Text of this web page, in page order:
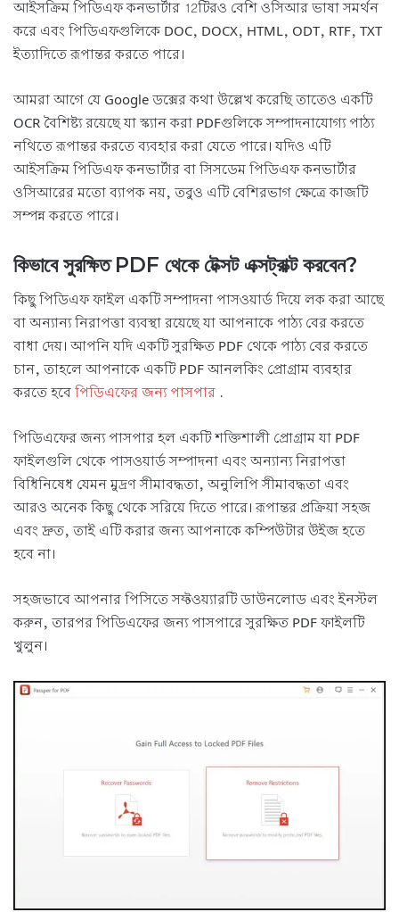
আইসক্রিম পিডিএফ কনভার্টার 12টিরও বেশি ওসিআর ভাষা সমর্থন
করে এবং পিডিএফগুলিকে DOC, DOCX, HTML, ODT, RTF, TXT
ইত্যাদিতে রূপান্তর করতে পারে।
আমরা আগে যে Google ডক্সের কথা উল্লেখ করেছি তাতেও একটি
OCR বৈশিষ্ট্য রয়েছে যা স্ক্যান করা PDFগুলিকে সম্পাদনাযোগ্য পাঠ্য
নথিতে রূপান্তর করতে ব্যবহার করা যেতে পারে। যদিও এটি
আইসক্রিম পিডিএফ কনভার্টার বা সিসডেম পিডিএফ কনভার্টার
ওসিআরের মতো ব্যাপক নয়, তবুও এটি বেশিরভাগ ক্ষেত্রে কাজটি
সম্পন্ন করতে পারে।
কিভাবে সুরক্ষিত PDF থেকে টেক্সট এক্সট্রাক্ট করবেন?
কিছু পিডিএফ ফাইল একটি সম্পাদনা পাসওয়ার্ড দিয়ে লক করা আছে
বা অন্যান্য নিরাপত্তা ব্যবস্থা রয়েছে যা আপনাকে পাঠ্য বের করতে
বাধা দেয়। আপনি যদি একটি সুরক্ষিত PDF থেকে পাঠ্য বের করতে
চান, তাহলে আপনাকে একটি PDF আনলকিং প্রোগ্রাম ব্যবহার
করতে হবেপিডিএফের জন্য পাসপার .
পিডিএফের জন্য পাসপার হল একটি শক্তিশালী প্রোগ্রাম যা PDF
ফাইলগুলি থেকে পাসওয়ার্ড সম্পাদনা এবং অন্যান্য নিরাপত্তা
বিধিনিষেধ যেমন মুদ্রণ সীমাবদ্ধতা, অনুলিপি সীমাবদ্ধতা এবং
আরও অনেক কিছু থেকে সরিয়ে দিতে পারে। রূপান্তর প্রক্রিয়া সহজ
এবং দ্রুত, তাই এটি করার জন্য আপনাকে কম্পিউটার উইজ হতে
হবে না।
সহজভাবে আপনার পিসিতে সফ্টওয়্যারটি ডাউনলোড এবং ইনস্টল
করুন, তারপর পিডিএফের জন্য পাসপারে সুরক্ষিত PDF ফাইলটি
খুলুন।